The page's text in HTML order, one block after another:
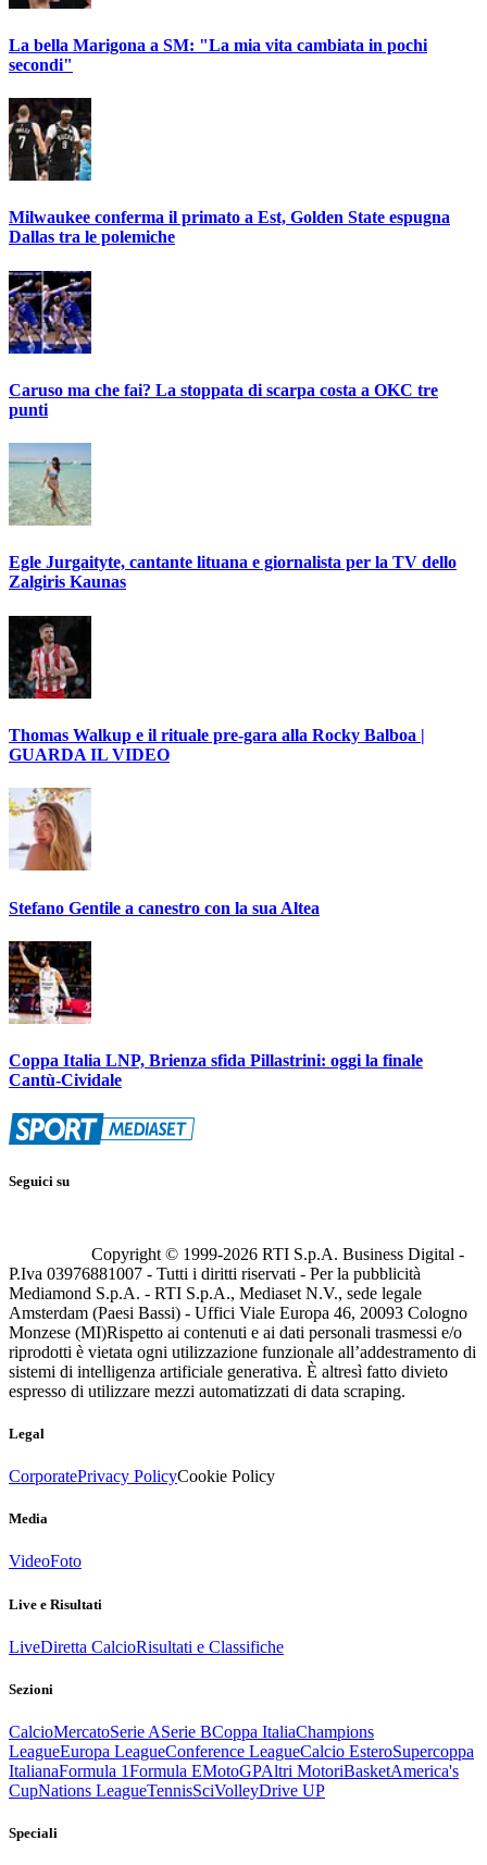
La bella Marigona a SM: "La mia vita cambiata in pochi
secondi"
Milwaukee conferma il primato a Est, Golden State espugna
Dallas tra le polemiche
Caruso ma che fai? La stoppata di scarpa costa a OKC tre
punti
Egle Jurgaityte, cantante lituana e giornalista per la TV dello
Zalgiris Kaunas
Thomas Walkup e il rituale pre-gara alla Rocky Balboa |
GUARDA IL VIDEO
Stefano Gentile a canestro con la sua Altea
Coppa Italia LNP, Brienza sfida Pillastrini: oggi la finale
Cantù-Cividale
Seguici su
Copyright © 1999-2026 RTI S.p.A. Business Digital -
P.Iva 03976881007 - Tutti i diritti riservati - Per la pubblicità
Mediamond S.p.A. - RTI S.p.A., Mediaset N.V., sede legale
Amsterdam (Paesi Bassi) - Uffici Viale Europa 46, 20093 Cologno
Monzese (MI)Rispetto ai contenuti e ai dati personali trasmessi e/o
riprodotti è vietata ogni utilizzazione funzionale all’addestramento di
sistemi di intelligenza artificiale generativa. È altresì fatto divieto
espresso di utilizzare mezzi automatizzati di data scraping.
Legal
CorporatePrivacy PolicyCookie Policy
Media
VideoFoto
Live e Risultati
LiveDiretta CalcioRisultati e Classifiche
Sezioni
CalcioMercatoSerie ASerie BCoppa ItaliaChampions
LeagueEuropa LeagueConference LeagueCalcio EsteroSupercoppa
ItalianaFormula 1Formula EMotoGPAltri MotoriBasketAmerica's
CupNations LeagueTennisSciVolleyDrive UP
Speciali